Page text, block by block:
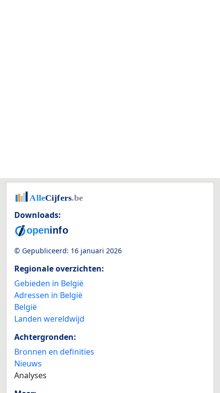
Downloads:
© Gepubliceerd: 16 januari 2026
Regionale overzichten:
Gebieden in België
Adressen in België
België
Landen wereldwijd
Achtergronden:
Bronnen en definities
Nieuws
Analyses